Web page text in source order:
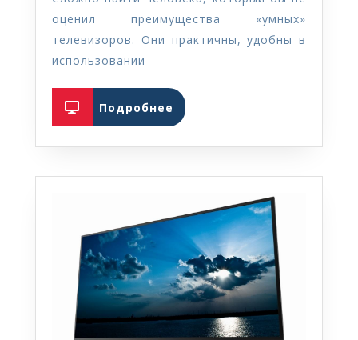
—
ремонт
«умных»
телевизоров
на
оценил преимущества «умных»
телевизоров. Они практичны, удобны в
использовании
Подробнее
Подробнее